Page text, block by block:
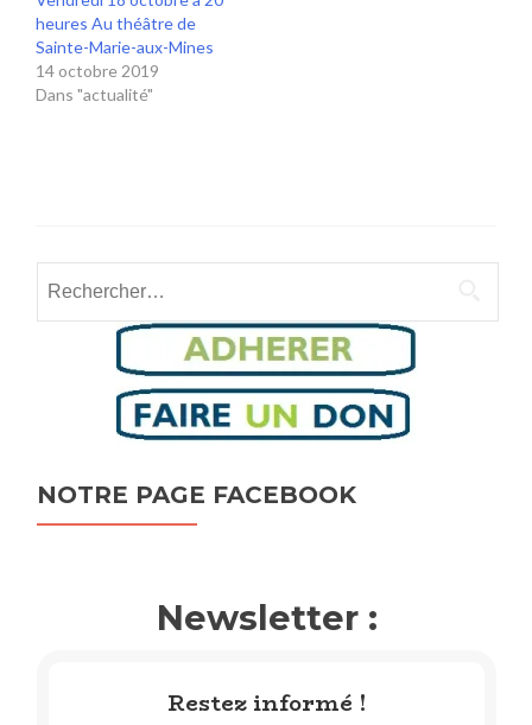
heures Au théâtre de
Sainte-Marie-aux-Mines
14 octobre 2019
Dans "actualité"
NOTRE PAGE FACEBOOK
Newsletter :
Restez informé !